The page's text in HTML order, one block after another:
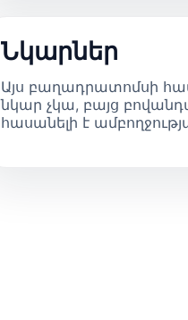
Նկարներ
Այս բաղադրատոմսի
նկար չկա, բայց
հասանելի է